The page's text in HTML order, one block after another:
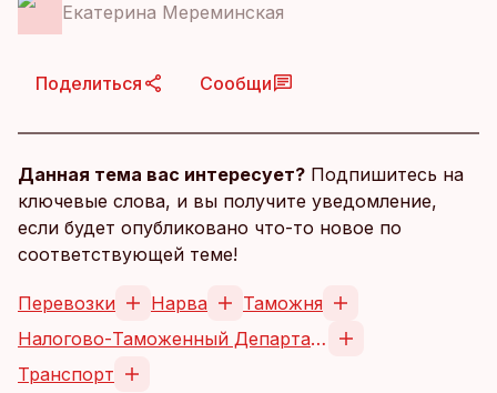
Екатерина Мереминская
Поделиться Сообщи
Данная тема вас интересует? Подпишитесь на
ключевые слова, и вы получите уведомление,
если будет опубликовано что-то новое по
соответствующей теме!
Перевозки Нарва
Таможня
Налогово-Таможенный Департамент
Транспорт